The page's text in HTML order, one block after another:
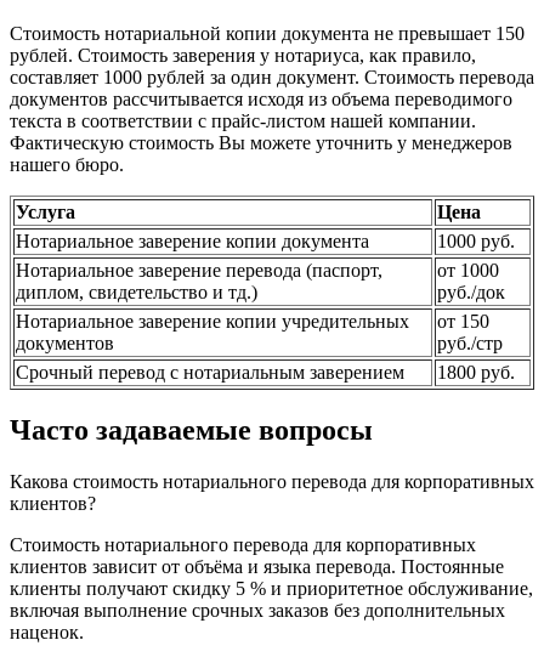
Стоимость нотариальной копии документа не превышает 150
рублей. Стоимость заверения у нотариуса, как правило,
составляет 1000 рублей за один документ. Стоимость перевода
документов рассчитывается исходя из объема переводимого
текста в соответствии с прайс-листом нашей компании.
Фактическую стоимость Вы можете уточнить у менеджеров
нашего бюро.
Услуга
Цена
Нотариальное заверение копии документа
1000 руб.
Нотариальное заверение перевода (паспорт,
диплом, свидетельство и тд.)
от 1000
руб./док
Нотариальное заверение копии учредительных
документов
от 150
руб./стр
Срочный перевод с нотариальным заверением
1800 руб.
Часто задаваемые вопросы
Какова стоимость нотариального перевода для корпоративных
клиентов?
Стоимость нотариального перевода для корпоративных
клиентов зависит от объёма и языка перевода. Постоянные
клиенты получают скидку 5 % и приоритетное обслуживание,
включая выполнение срочных заказов без дополнительных
наценок.